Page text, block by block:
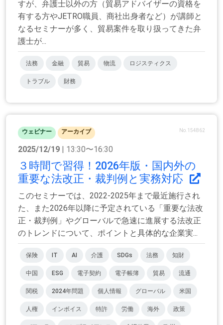
すが、弁護士以外の方（貿易アドバイザーの資格を
有する方やJETRO職員、商社出身者など）が講師と
なるセミナーが多く、貿易案件を取り扱ってきた弁
護士が...
法務 金融 貿易 物流 ロジスティクス
トラブル 財務
ウェビナー アーカイブ No.154862
2025/12/19 | 13:30〜16:30
３時間で習得！2026年版・国内外の
重要な法改正・裁判例と実務対応
このセミナーでは、2022-2025年まで最近施行され
た、また2026年以降に予定されている「重要な法改
正・裁判例」やグローバルで急速に進展する法改正
のトレンドについて、ポイントと具体的な企業実...
保険 IT AI 介護 SDGs 法務 知財
中国 ESG 電子契約 電子帳簿 貿易 流通
関税 2024年問題 個人情報 グローバル 米国
人権 インボイス 特許 労働 海外 政策